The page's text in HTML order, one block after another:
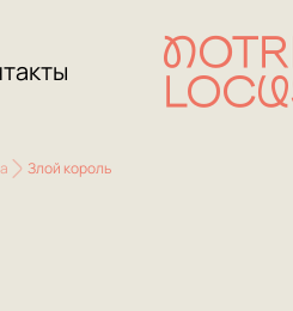
Злой король